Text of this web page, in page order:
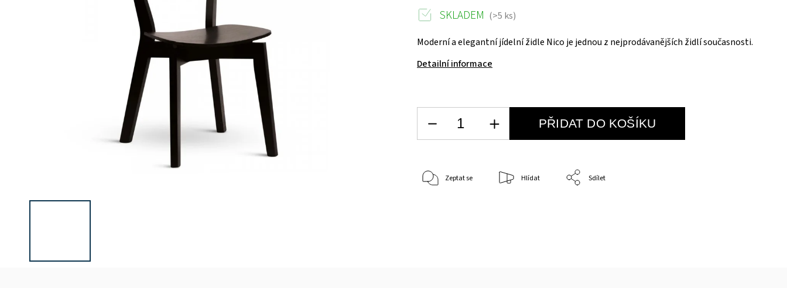
Moderní a elegantní jídelní židle Nico je jednou z nejprodávanějších židlí současnosti.
Detailní informace
SKLADEM (>5 ks)
PŘIDAT DO KOŠÍKU
Zeptat se Hlídat Sdílet